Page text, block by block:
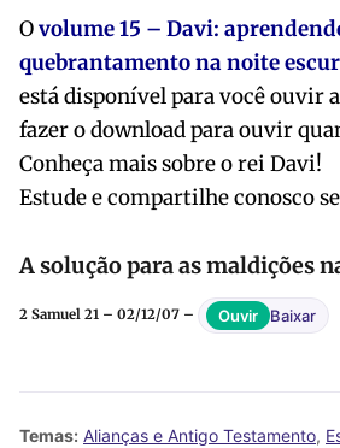
Ovolume 15 – Davi:
quebrantamento na noite
está disponível para você ouvir
fazer o download para ouvir
Conheça mais sobre o rei Davi!
Estude e compartilhe conosco
A solução para as maldições
2 Samuel 21 – 02/12/07 – Ouvir Baixar
Temas: Alianças e Antigo Testamento,